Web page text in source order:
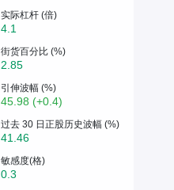
实际杠杆 (倍)
4.1
街货百分比 (%)
2.85
引伸波幅 (%)
45.98 (+0.4)
过去 30 日正股历史波幅 (%)
41.46
敏感度(格)
0.3